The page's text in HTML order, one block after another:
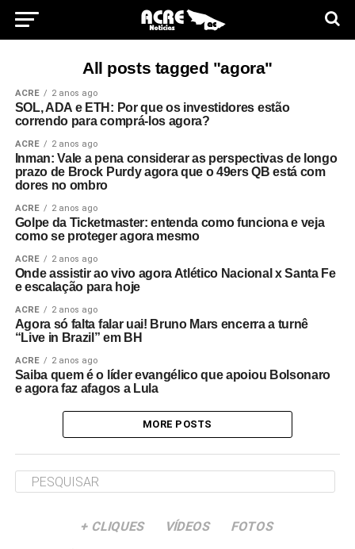
All posts tagged "agora"
ACRE 2 anos ago
SOL, ADA e ETH: Por que os investidores estão
correndo para comprá-los agora?
ACRE 2 anos ago
Inman: Vale a pena considerar as perspectivas de longo
prazo de Brock Purdy agora que o 49ers QB está com
dores no ombro
ACRE 2 anos ago
Golpe da Ticketmaster: entenda como funciona e veja
como se proteger agora mesmo
ACRE 2 anos ago
Onde assistir ao vivo agora Atlético Nacional x Santa Fe
e escalação para hoje
ACRE 2 anos ago
Agora só falta falar uai! Bruno Mars encerra a turnê
“Live in Brazil” em BH
ACRE 2 anos ago
Saiba quem é o líder evangélico que apoiou Bolsonaro
e agora faz afagos a Lula
MORE POSTS
+ CLIQUES VÍDEOS FOTOS